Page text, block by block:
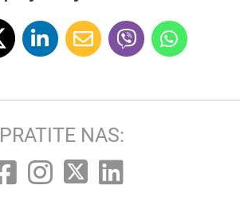
PRATITE NAS: